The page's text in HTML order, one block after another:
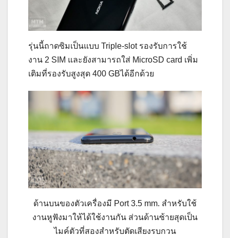
รุ่นนี้ถาดซิมเป็นแบบ Triple-slot รองรับการใช้
งาน 2 SIM และยังสามารถใส่ MicroSD card เพิ่ม
เติมที่รองรับสูงสุด 400 GBได้อีกด้วย
ด้านบนของตัวเครื่องมี Port 3.5 mm. สำหรับใช้
งานหูฟังมาให้ได้ใช้งานกัน ส่วนด้านซ้ายสุดเป็น
ไมค์ตัวที่สองสำหรับตัดเสียงรบกวน